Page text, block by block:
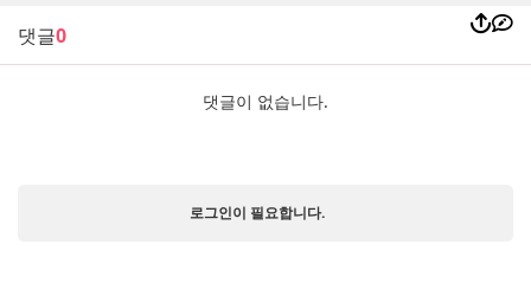
댓글0
댓글이 없습니다.
로그인이 필요합니다.